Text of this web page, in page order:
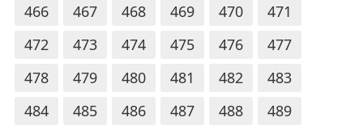
466 467 468 469 470
471
472
473 474 475 476
477
478
479 480 481 482
483
484
485 486 487 488
489